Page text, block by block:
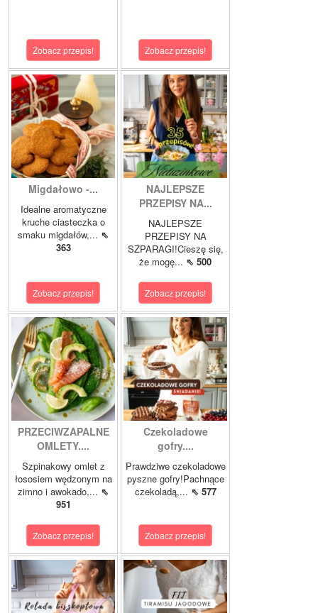
Zobacz przepis! Zobacz przepis!
Migdałowo -...
Idealne aromatyczne
kruche ciasteczka o
smaku migdałów,... ⇖
363
Zobacz przepis!
NAJLEPSZE
PRZEPISY NA...
NAJLEPSZE
PRZEPISY NA
SZPARAGI!Cieszę się,
że mogę... ⇖ 500
Zobacz przepis!
PRZECIWZAPALNE
OMLETY....
Szpinakowy omlet z
łososiem wędzonym na
zimno i awokado,... ⇖
951
Zobacz przepis!
Czekoladowe
gofry....
Prawdziwe czekoladowe
pyszne gofry!Pachnące
czekoladą,... ⇖ 577
Zobacz przepis!